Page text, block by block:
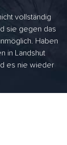
vollständig
sie gegen das
Haben
in Landshut
es nie wieder